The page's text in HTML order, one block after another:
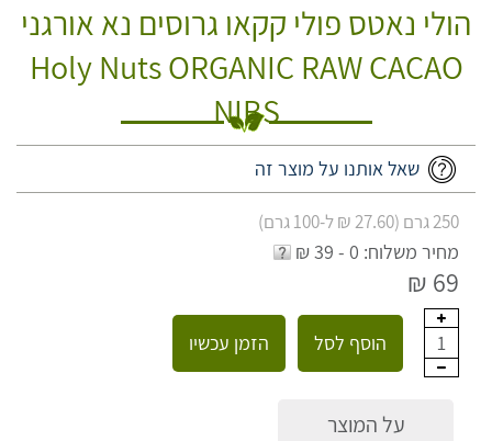
הולי נאטס פולי קקאו גרוסים נא אורגני
Holy Nuts ORGANIC RAW CACAO
NIBS
שאל אותנו על מוצר זה
250 גרם (27.60 ₪ ל-100 גרם)
מחיר משלוח: 0 - 39 ₪
69 ₪
1 הוסף לסל הזמן עכשיו
על המוצר